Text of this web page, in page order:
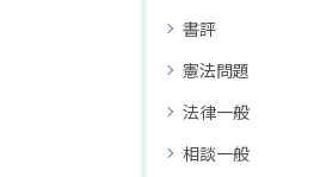
書評
憲法問題
法律一般
相談一般